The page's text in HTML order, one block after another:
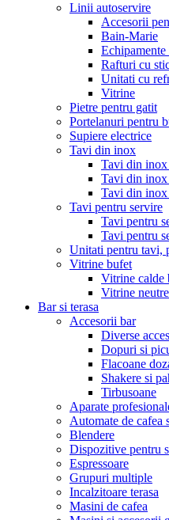
Linii autoservire
Accesorii
Bain-Marie
Echipamente
Rafturi cu
Unitati cu
Vitrine
Pietre pentru gatit
Portelanuri pentru
Supiere electrice
Tavi din inox
Tavi din
Tavi din
Tavi din inox
Tavi pentru servire
Tavi pentru
Tavi pentru
Unitati pentru tavi,
Vitrine bufet
Vitrine calde
Vitrine
Bar si terasa
Accesorii bar
Diverse
Dopuri si
Flacoane
Shakere si
Tirbusoane
Aparate
Automate de cafea
Blendere
Dispozitive pentru
Espressoare
Grupuri multiple
Incalzitoare terasa
Masini de cafea